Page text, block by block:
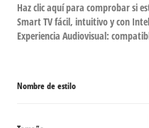
Haz clic aquí para comprobar si
Smart TV fácil, intuitivo y con
Experiencia Audiovisual:
Nombre de estilo